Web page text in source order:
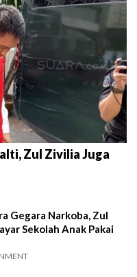
Zul Zivilia Juga
Gegara Narkoba, Zul
Sekolah Anak Pakai